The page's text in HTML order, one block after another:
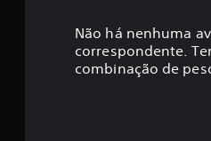
Não há nenhuma
correspondente.
combinação de